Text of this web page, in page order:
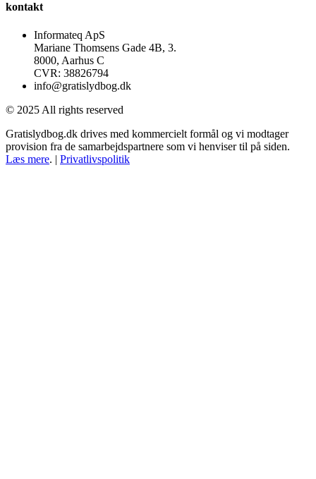
kontakt
Informateq ApS
Mariane Thomsens Gade 4B, 3.
8000, Aarhus C
CVR: 38826794
info@gratislydbog.dk
© 2025 All rights reserved
Gratislydbog.dk drives med kommercielt formål og vi modtager
provision fra de samarbejdspartnere som vi henviser til på siden.
Læs mere. | Privatlivspolitik